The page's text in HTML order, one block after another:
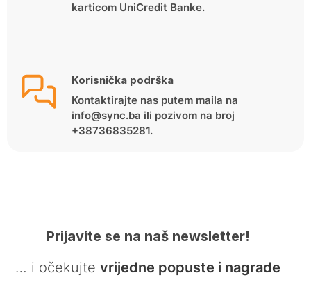
karticom UniCredit Banke.
Korisnička podrška
Kontaktirajte nas putem maila na
info@sync.ba ili pozivom na broj
+38736835281.
Prijavite se na naš newsletter!
… i očekujte vrijedne popuste i nagrade